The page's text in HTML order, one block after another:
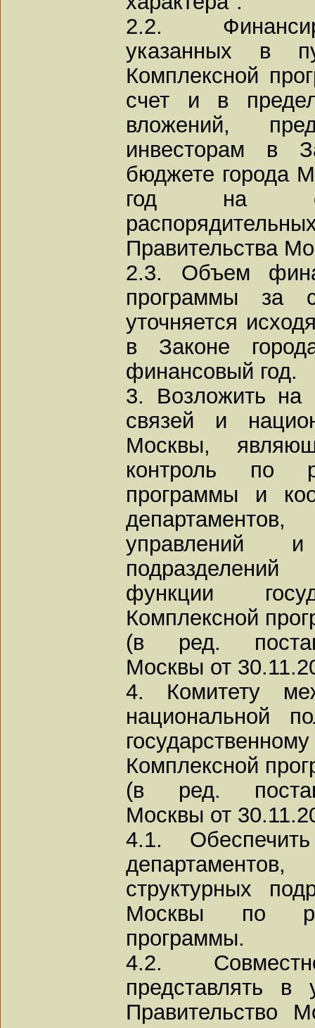
2.2.
указанных в
Комплексной
счет и в
вложений,
инвесторам в
бюджете города
год на
Правительства
2.3. Объем
программы за
уточняется
в Законе
финансовый год.
3. Возложить на
связей и
Москвы,
контроль по
программы и
управлений
функции
Комплексной
(в ред.
Москвы от
4. Комитету
национальной
Комплексной
(в ред.
Москвы от
4.1.
структурных
Москвы по
программы.
4.2.
представлять в
Правительство